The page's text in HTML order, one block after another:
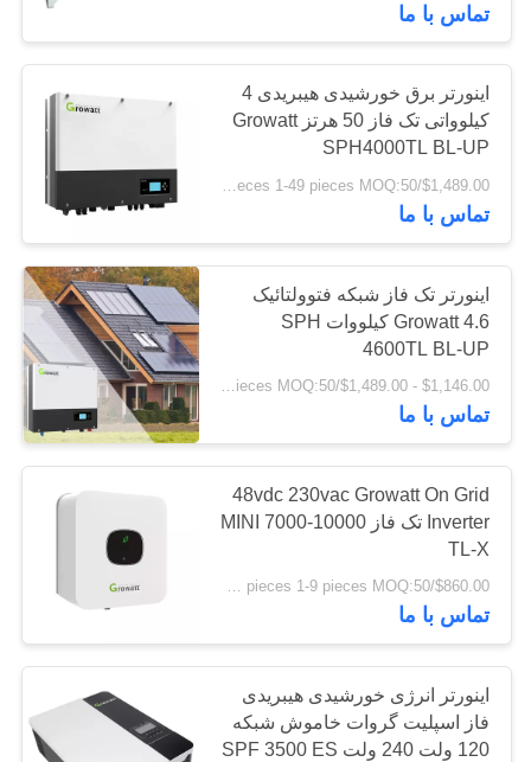
تماس با ما
اینورتر برق خورشیدی هیبریدی 4
کیلوواتی تک فاز 50 هرتز Growatt
SPH4000TL BL-UP
$1,489.00/pieces 1-49 pieces MOQ:50 عدد
تماس با ما
اینورتر تک فاز شبکه فتوولتائیک
Growatt 4.6 کیلووات SPH
4600TL BL-UP
$1,146.00 - $1,489.00/pieces MOQ:50 عدد
تماس با ما
48vdc 230vac Growatt On Grid
Inverter تک فاز MINI 7000-10000
TL-X
$860.00/pieces 1-9 pieces MOQ:50 عدد
تماس با ما
اینورتر انرژی خورشیدی هیبریدی
فاز اسپلیت گروات خاموش شبکه
120 ولت 240 ولت SPF 3500 ES